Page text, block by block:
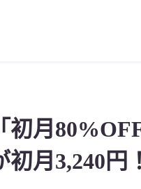
初月
月3,240円！